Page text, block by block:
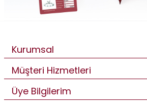
Kurumsal
Müşteri Hizmetleri
Üye Bilgilerim